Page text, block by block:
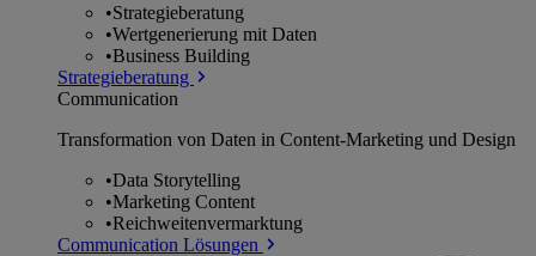
•Strategieberatung
•Wertgenerierung mit Daten
•Business Building
Strategieberatung
Communication
Transformation von Daten in Content-Marketing und Design
•Data Storytelling
•Marketing Content
•Reichweitenvermarktung
Communication Lösungen